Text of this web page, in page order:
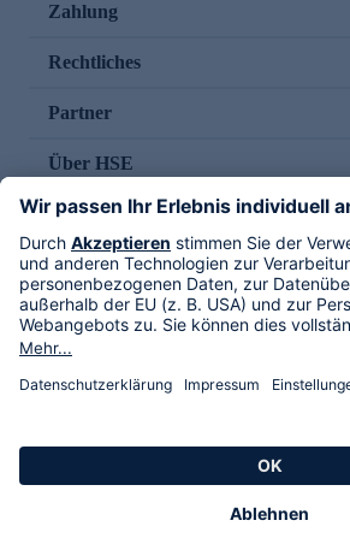
Zahlung
Rechtliches
Partner
Über HSE
Im TV
HSE International